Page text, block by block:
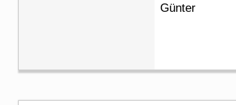
Günter